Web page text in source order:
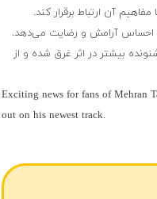
آن ارتباط برقرار کند.
احساس آرامش و رضایت می‌دهد.
بیشتر در اثر غرق شده و از
Exciting news for fans of Mehran
out on his newest track.